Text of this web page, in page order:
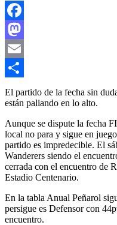
Facebook
Mastodon
Email
Compartir
El partido de la fecha sin
están paliando en lo alto.
Aunque se dispute la fecha
local no para y sigue en
partido es impredecible. El
Wanderers siendo el
cerrada con el encuentro de
Estadio Centenario.
En la tabla Anual Peñarol
persigue es Defensor con
encuentro.